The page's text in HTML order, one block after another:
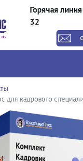
Горячая
32
для кадрового